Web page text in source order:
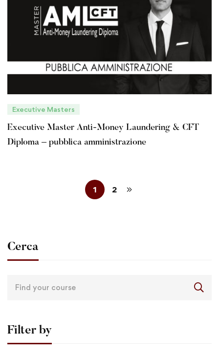
Executive Masters
Executive Master Anti-Money Laundering & CFT
Diploma – pubblica amministrazione
1 2
Cerca
Filter by